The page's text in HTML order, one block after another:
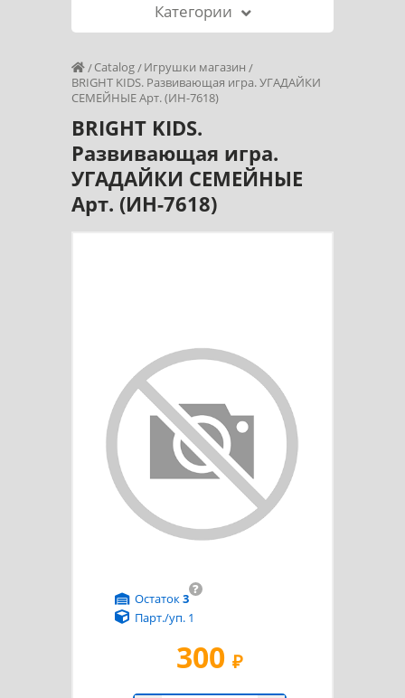
Категории
Catalog
Игрушки магазин
BRIGHT KIDS. Развивающая игра. УГАДАЙКИ
СЕМЕЙНЫЕ Арт. (ИН-7618)
BRIGHT KIDS.
Развивающая игра.
УГАДАЙКИ СЕМЕЙНЫЕ
Арт. (ИН-7618)
300 ₽
?
Остаток3
Парт./уп. 1